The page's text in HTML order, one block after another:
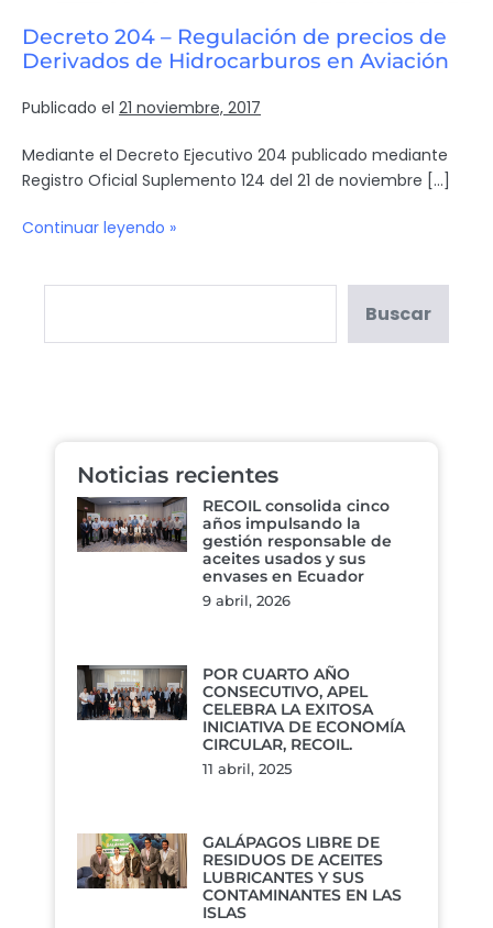
Decreto 204 – Regulación de precios de
Derivados de Hidrocarburos en Aviación
Publicado el 21 noviembre, 2017
Mediante el Decreto Ejecutivo 204 publicado mediante
Registro Oficial Suplemento 124 del 21 de noviembre […]
Continuar leyendo »
Buscar
Noticias recientes
RECOIL consolida cinco
años impulsando la
gestión responsable de
aceites usados y sus
envases en Ecuador
9 abril, 2026
POR CUARTO AÑO
CONSECUTIVO, APEL
CELEBRA LA EXITOSA
INICIATIVA DE ECONOMÍA
CIRCULAR, RECOIL.
11 abril, 2025
GALÁPAGOS LIBRE DE
RESIDUOS DE ACEITES
LUBRICANTES Y SUS
CONTAMINANTES EN LAS
ISLAS